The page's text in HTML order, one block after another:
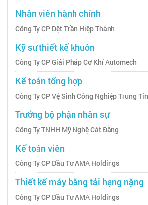
Nhân viên hành chính
Công Ty CP Dệt Trần Hiệp Thành
Kỹ sư thiết kế khuôn
Công Ty CP Giải Pháp Cơ Khí Automech
Kế toán tổng hợp
Công Ty CP Vệ Sinh Công Nghiệp Trung Tín
Trưởng bộ phận nhân sự
Công Ty TNHH Mỹ Nghệ Cát Đằng
Kế toán viên
Công Ty CP Đầu Tư AMA Holdings
Thiết kế máy băng tải hạng nặng
Công Ty CP Đầu Tư AMA Holdings